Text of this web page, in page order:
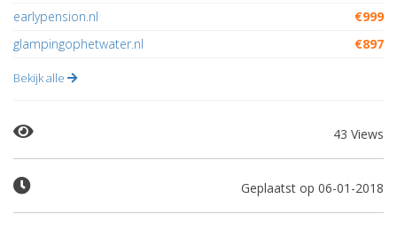
earlypension.nl
€999
glampingophetwater.nl
€897
Bekijk alle
43 Views
Geplaatst op 06-01-2018